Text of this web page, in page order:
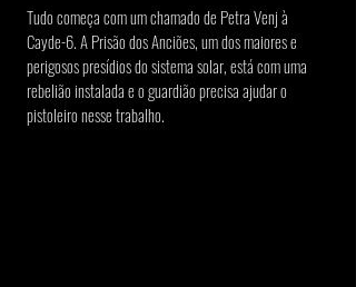
Tudo começa com um chamado de Petra Venj à
Cayde-6. A Prisão dos Anciões, um dos maiores e
perigosos presídios do sistema solar, está com uma
rebelião instalada e o guardião precisa ajudar o
pistoleiro nesse trabalho.